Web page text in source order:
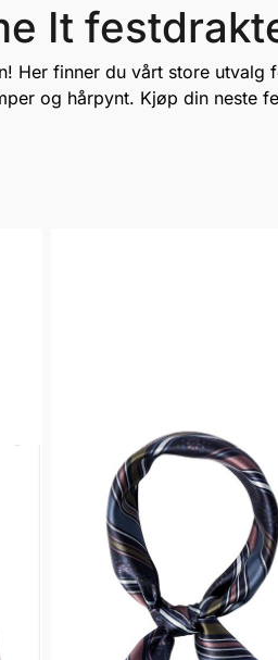
It
Her finner du vårt store utvalg
og hårpynt. Kjøp din neste